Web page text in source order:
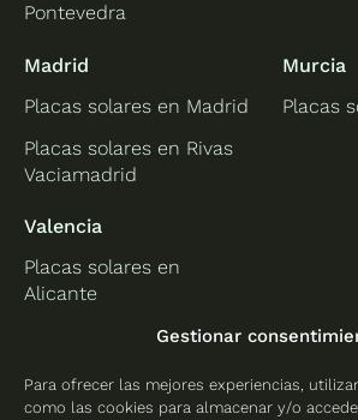
Gestionar
Para ofrecer las mejores experiencias,
como las cookies para almacenar y/o
Pontevedra
Madrid
Placas solares en Madrid
Placas solares en Rivas
Vaciamadrid
Murcia
Placas
Valencia
Placas solares en
Alicante
Placas solares en
Placas solares en